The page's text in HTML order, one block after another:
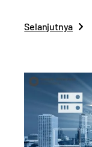
Selanjutnya